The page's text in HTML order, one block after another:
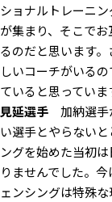
ショナルトレーニ
が集まり、そこで
るのだと思います
しいコーチがいる
ていると思っていま
見延選手 加納選手
い選手とやらない
ングを始めた当初
りませんでした。
ェンシングは特殊